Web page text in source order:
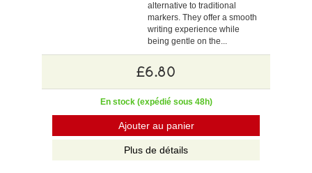
alternative to traditional
markers. They offer a smooth
writing experience while
being gentle on the...
£6.80
En stock (expédié sous 48h)
Ajouter au panier
Plus de détails